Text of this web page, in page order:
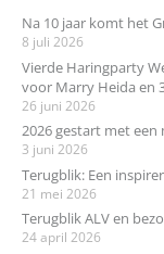
Na 10 jaar komt het
8 juli 2026
Vierde Haringparty
voor Marry Heida en
26 juni 2026
2026 gestart met een
3 juni 2026
Terugblik: Een
21 mei 2026
Terugblik ALV en
24 april 2026